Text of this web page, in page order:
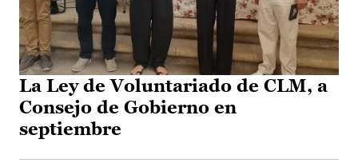
La Ley de Voluntariado de CLM, a
Consejo de Gobierno en
septiembre